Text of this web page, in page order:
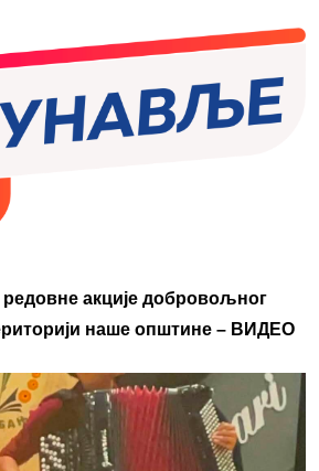
редовне акције добровољног
наше општине – ВИДЕО